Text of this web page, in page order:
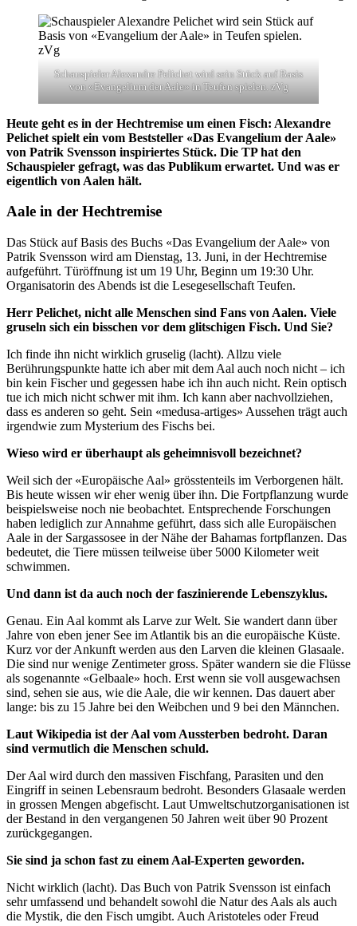
Schauspieler Alexandre Pelichet wird sein Stück auf Basis
von «Evangelium der Aale» in Teufen spielen. zVg
Heute geht es in der Hechtremise um einen Fisch: Alexandre
Pelichet spielt ein vom Beststeller «Das Evangelium der Aale»
von Patrik Svensson inspiriertes Stück. Die TP hat den
Schauspieler gefragt, was das Publikum erwartet. Und was er
eigentlich von Aalen hält.
Aale in der Hechtremise
Das Stück auf Basis des Buchs «Das Evangelium der Aale» von
Patrik Svensson wird am Dienstag, 13. Juni, in der Hechtremise
aufgeführt. Türöffnung ist um 19 Uhr, Beginn um 19:30 Uhr.
Organisatorin des Abends ist die Lesegesellschaft Teufen.
Herr Pelichet, nicht alle Menschen sind Fans von Aalen. Viele
gruseln sich ein bisschen vor dem glitschigen Fisch. Und Sie?
Ich finde ihn nicht wirklich gruselig (lacht). Allzu viele
Berührungspunkte hatte ich aber mit dem Aal auch noch nicht – ich
bin kein Fischer und gegessen habe ich ihn auch nicht. Rein optisch
tue ich mich nicht schwer mit ihm. Ich kann aber nachvollziehen,
dass es anderen so geht. Sein «medusa-artiges» Aussehen trägt auch
irgendwie zum Mysterium des Fischs bei.
Wieso wird er überhaupt als geheimnisvoll bezeichnet?
Weil sich der «Europäische Aal» grösstenteils im Verborgenen hält.
Bis heute wissen wir eher wenig über ihn. Die Fortpflanzung wurde
beispielsweise noch nie beobachtet. Entsprechende Forschungen
haben lediglich zur Annahme geführt, dass sich alle Europäischen
Aale in der Sargassosee in der Nähe der Bahamas fortpflanzen. Das
bedeutet, die Tiere müssen teilweise über 5000 Kilometer weit
schwimmen.
Und dann ist da auch noch der faszinierende Lebenszyklus.
Genau. Ein Aal kommt als Larve zur Welt. Sie wandert dann über
Jahre von eben jener See im Atlantik bis an die europäische Küste.
Kurz vor der Ankunft werden aus den Larven die kleinen Glasaale.
Die sind nur wenige Zentimeter gross. Später wandern sie die Flüsse
als sogenannte «Gelbaale» hoch. Erst wenn sie voll ausgewachsen
sind, sehen sie aus, wie die Aale, die wir kennen. Das dauert aber
lange: bis zu 15 Jahre bei den Weibchen und 9 bei den Männchen.
Laut Wikipedia ist der Aal vom Aussterben bedroht. Daran
sind vermutlich die Menschen schuld.
Der Aal wird durch den massiven Fischfang, Parasiten und den
Eingriff in seinen Lebensraum bedroht. Besonders Glasaale werden
in grossen Mengen abgefischt. Laut Umweltschutzorganisationen ist
der Bestand in den vergangenen 50 Jahren weit über 90 Prozent
zurückgegangen.
Sie sind ja schon fast zu einem Aal-Experten geworden.
Nicht wirklich (lacht). Das Buch von Patrik Svensson ist einfach
sehr umfassend und behandelt sowohl die Natur des Aals als auch
die Mystik, die den Fisch umgibt. Auch Aristoteles oder Freud